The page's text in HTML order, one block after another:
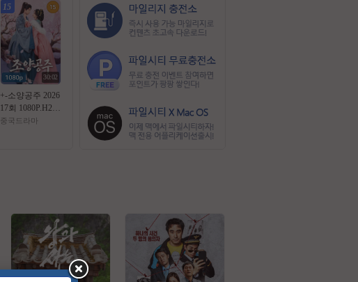
한글자막 2026년
15
30:02
+-소양공주 2026
17회 1080P.H26
4.AAC [번역기
중국드라마